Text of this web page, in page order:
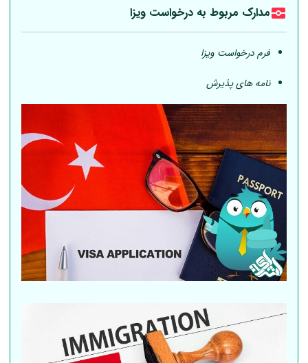
مدارک مربوط به درخواست ویزا
فرم درخواست ویزا
نامه های پذیرش